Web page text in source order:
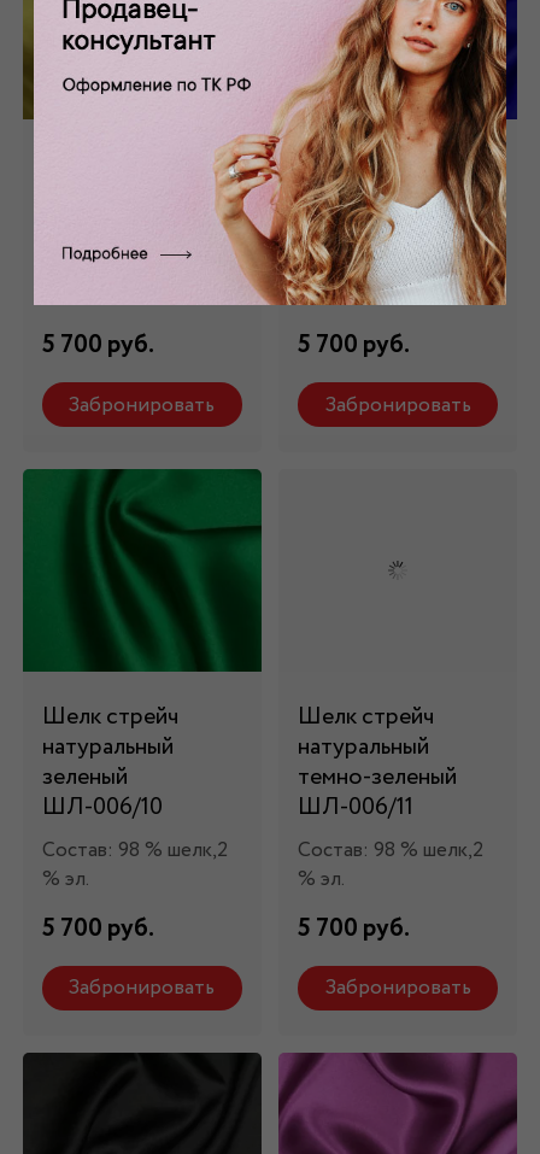
желтый ШЛ-006/4
Состав: 98 % шелк,2
5 700 руб.
Забронировать
Шелк стрейч
натуральный ярко-
синий ШЛ-006/7
Состав: 98 % шелк,2
% эл.
5 700 руб.
Забронировать
Шелк стрейч
натуральный
зеленый
ШЛ-006/10
Состав: 98 % шелк,2
% эл.
5 700 руб.
Забронировать
Шелк стрейч
натуральный
темно-зеленый
ШЛ-006/11
Состав: 98 % шелк,2
% эл.
5 700 руб.
Забронировать